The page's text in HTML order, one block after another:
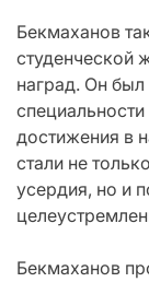
Бекмаханов
студенческой
наград. Он
достижения в
стали не
усердия, но и
Бекмаханов